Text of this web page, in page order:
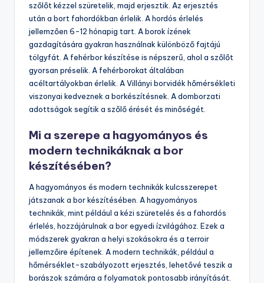
szőlőt kézzel szüretelik, majd erjesztik. Az erjesztés
után a bort fahordókban érlelik. A hordós érlelés
jellemzően 6-12 hónapig tart. A borok ízének
gazdagítására gyakran használnak különböző fajtájú
tölgyfát. A fehérbor készítése is népszerű, ahol a szőlőt
gyorsan préselik. A fehérborokat általában
acéltartályokban érlelik. A Villányi borvidék hőmérsékleti
viszonyai kedveznek a borkészítésnek. A domborzati
adottságok segítik a szőlő érését és minőségét.
Mi a szerepe a hagyományos és
modern technikáknak a bor
készítésében?
A hagyományos és modern technikák kulcsszerepet
játszanak a bor készítésében. A hagyományos
technikák, mint például a kézi szüretelés és a fahordós
érlelés, hozzájárulnak a bor egyedi ízvilágához. Ezek a
módszerek gyakran a helyi szokásokra és a terroir
jellemzőire építenek. A modern technikák, például a
hőmérséklet-szabályozott erjesztés, lehetővé teszik a
borászok számára a folyamatok pontosabb irányítását.